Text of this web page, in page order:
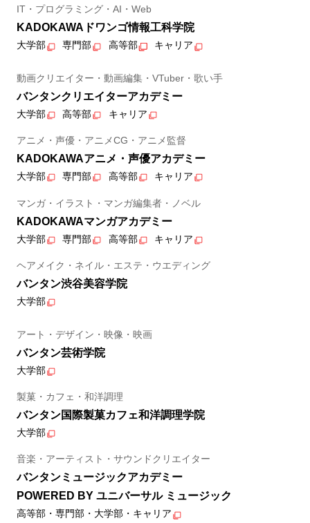
IT・プログラミング・AI・Web
KADOKAWAドワンゴ情報工科学院
大学部 専門部 高等部 キャリア
動画クリエイター・動画編集・VTuber・歌い手
バンタンクリエイターアカデミー
大学部 高等部 キャリア
アニメ・声優・アニメCG・アニメ監督
KADOKAWAアニメ・声優アカデミー
大学部 専門部 高等部 キャリア
マンガ・イラスト・マンガ編集者・ノベル
KADOKAWAマンガアカデミー
大学部 専門部 高等部 キャリア
ヘアメイク・ネイル・エステ・ウエディング
バンタン渋谷美容学院
大学部
アート・デザイン・映像・映画
バンタン芸術学院
大学部
製菓・カフェ・和洋調理
バンタン国際製菓カフェ和洋調理学院
大学部
音楽・アーティスト・サウンドクリエイター
バンタンミュージックアカデミー
POWERED BY ユニバーサル ミュージック
高等部・専門部・大学部・キャリア